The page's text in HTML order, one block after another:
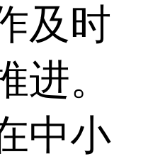
及时
进。
中小